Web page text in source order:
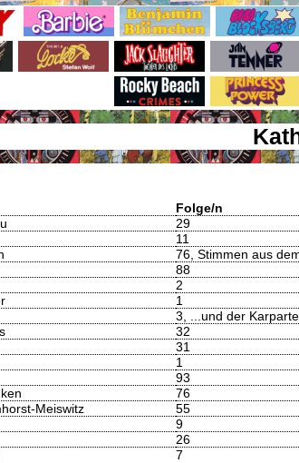
Folge/n
29
11
76, Stimmen aus
88
2
1
3, ...und der
32
31
1
93
76
Meiswitz 55
9
26
7